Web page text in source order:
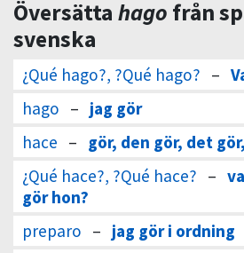
Översätta hago från
svenska
¿Qué hago?, ?Qué hago? –
hago – jag gör
hace – gör, den gör, det
¿Qué hace?, ?Qué hace? –
gör hon?
preparo – jag gör i ordning